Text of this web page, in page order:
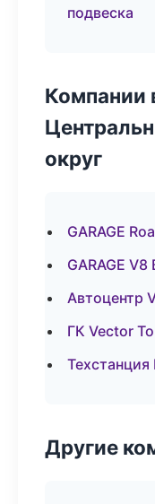
подвеска
Компании
округ
GARAGE
GARAGE
Автоцентр
ГК Vector
Другие